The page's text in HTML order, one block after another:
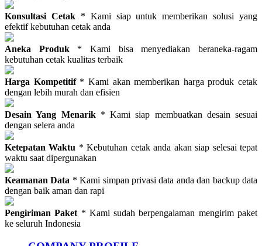
Konsultasi Cetak* Kami siap untuk memberikan solusi yang
efektif kebutuhan cetak anda
Aneka Produk * Kami bisa menyediakan beraneka-ragam
kebutuhan cetak kualitas terbaik
Harga Kompetitif* Kami akan memberikan harga produk cetak
dengan lebih murah dan efisien
Desain Yang Menarik* Kami siap membuatkan desain sesuai
dengan selera anda
Ketepatan Waktu * Kebutuhan cetak anda akan siap selesai tepat
waktu saat dipergunakan
Keamanan Data * Kami simpan privasi data anda dan backup data
dengan baik aman dan rapi
Pengiriman Paket * Kami sudah berpengalaman mengirim paket
ke seluruh Indonesia